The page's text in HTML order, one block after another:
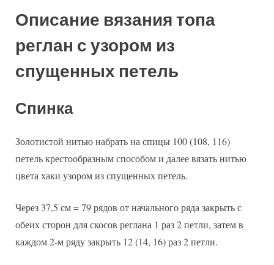
Описание вязания топа
реглан с узором из
спущенных петель
Спинка
Золотистой нитью набрать на спицы 100 (108, 116)
петель крестообразным способом и далее вязать нитью
цвета хаки узором из спущенных петель.
Через 37,5 см = 79 рядов от начального ряда закрыть с
обеих сторон для скосов реглана 1 раз 2 петли, затем в
каждом 2-м ряду закрыть 12 (14, 16) раз 2 петли.